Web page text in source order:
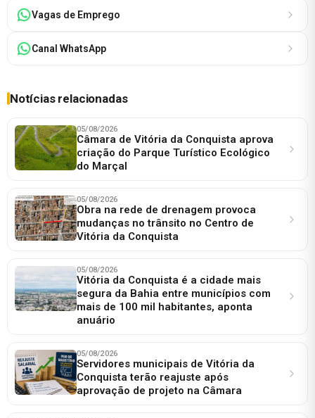
Vagas de Emprego
Canal WhatsApp
Notícias relacionadas
05/08/2026
Câmara de Vitória da Conquista aprova
criação do Parque Turístico Ecológico
do Marçal
05/08/2026
Obra na rede de drenagem provoca
mudanças no trânsito no Centro de
Vitória da Conquista
05/08/2026
Vitória da Conquista é a cidade mais
segura da Bahia entre municípios com
mais de 100 mil habitantes, aponta
anuário
05/08/2026
Servidores municipais de Vitória da
Conquista terão reajuste após
aprovação de projeto na Câmara